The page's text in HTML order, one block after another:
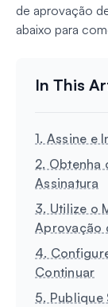
de aprovação
abaixo para
1. Assine e
2. Obtenha
Assinatura
3. Utilize o
Aprovação
4.
Continuar
5. Publique